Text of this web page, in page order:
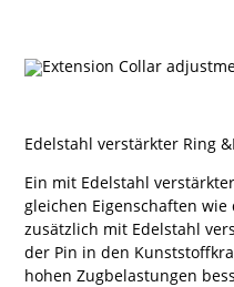
Edelstahl verstärkter Ring
Ein mit Edelstahl
gleichen Eigenschaften wie
zusätzlich mit Edelstahl
der Pin in den
hohen Zugbelastungen